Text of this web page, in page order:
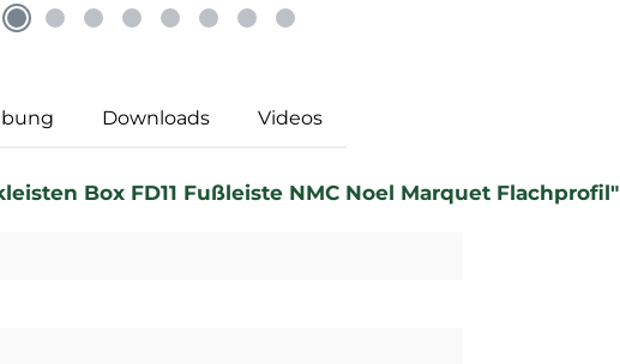
Downloads Videos
Box FD11 Fußleiste NMC Noel Marquet Flachprofil"